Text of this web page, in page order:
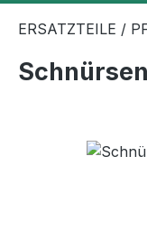
ERSATZTEILE /